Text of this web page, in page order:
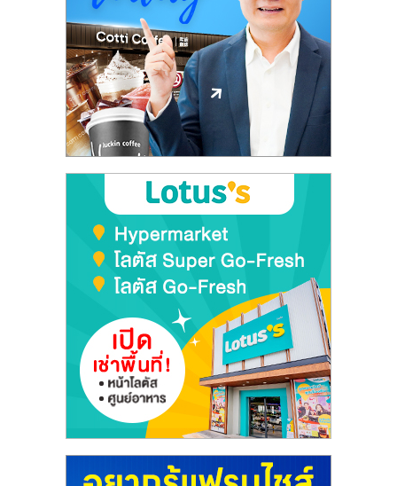
ปรึกษา
การ
ลงทุน
และ
ขยาย
ไชส์,